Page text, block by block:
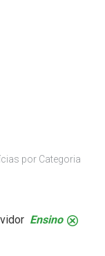
por Categoria
Ensino .